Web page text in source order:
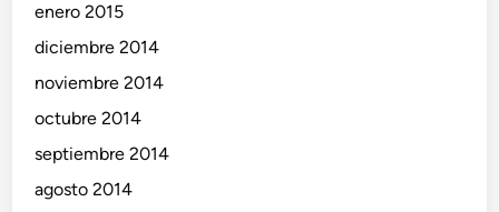
enero 2015
diciembre 2014
noviembre 2014
octubre 2014
septiembre 2014
agosto 2014